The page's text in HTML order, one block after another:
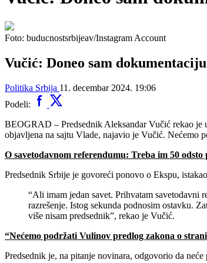
Foto: buducnostsrbijeav/Instagram Account
Vučić: Doneo sam
Politika Srbija 11. decembar 2024. 19:06
Podeli:
BEOGRAD – Predsednik Aleksandar Vučić rekao je
objavljena na sajtu Vlade, najavio je Vučić. Nećemo
O savetodavnom referendumu: Treba im 50
Predsednik Srbije je govoreći ponovo o Ekspu,
“Ali imam jedan savet. Prihvatam savetodavni
razrešenje. Istog sekunda podnosim ostavku.
više nisam predsednik”, rekao je Vučić.
“Nećemo podržati Vulinov predlog zakona o
Predsednik je, na pitanje novinara, odgovorio da